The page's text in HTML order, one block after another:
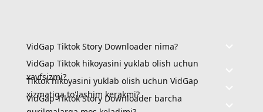
VidGap Tiktok Story Downloader nima?
VidGap Tiktok hikoyasini yuklab olish uchun
xavfsizmi?
Tiktok hikoyasini yuklab olish uchun VidGap
xizmatiga to'lashim kerakmi?
VidGap Tiktok Story Downloader barcha